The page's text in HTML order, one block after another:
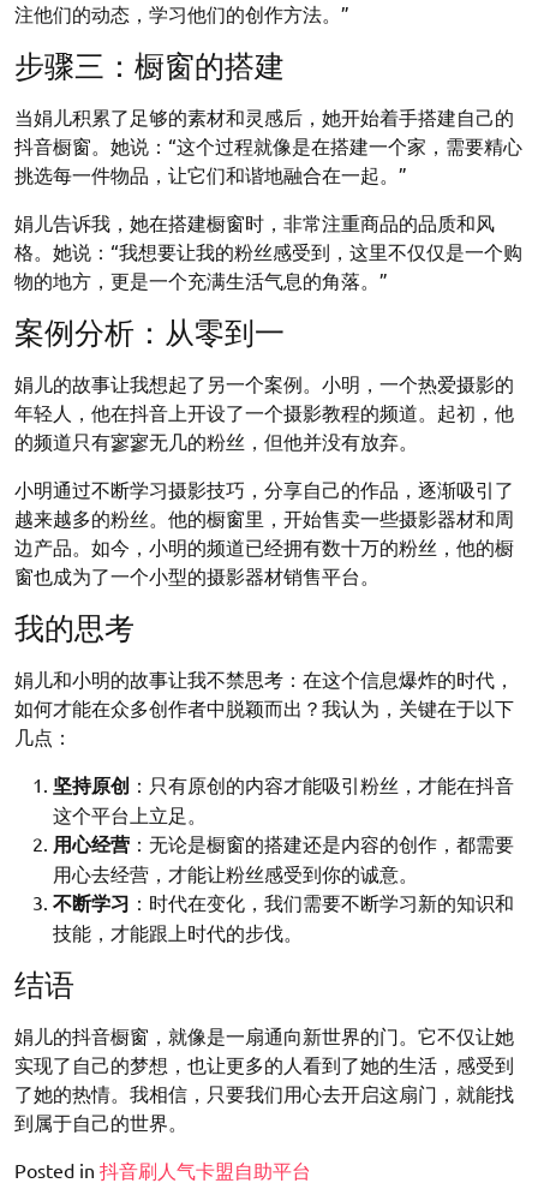
注他们的动态，学习他们的创作方法。”
步骤三：橱窗的搭建
当娟儿积累了足够的素材和灵感后，她开始着手搭建自己的
抖音橱窗。她说：“这个过程就像是在搭建一个家，需要精心
挑选每一件物品，让它们和谐地融合在一起。”
娟儿告诉我，她在搭建橱窗时，非常注重商品的品质和风
格。她说：“我想要让我的粉丝感受到，这里不仅仅是一个购
物的地方，更是一个充满生活气息的角落。”
案例分析：从零到一
娟儿的故事让我想起了另一个案例。小明，一个热爱摄影的
年轻人，他在抖音上开设了一个摄影教程的频道。起初，他
的频道只有寥寥无几的粉丝，但他并没有放弃。
小明通过不断学习摄影技巧，分享自己的作品，逐渐吸引了
越来越多的粉丝。他的橱窗里，开始售卖一些摄影器材和周
边产品。如今，小明的频道已经拥有数十万的粉丝，他的橱
窗也成为了一个小型的摄影器材销售平台。
我的思考
娟儿和小明的故事让我不禁思考：在这个信息爆炸的时代，
如何才能在众多创作者中脱颖而出？我认为，关键在于以下
几点：
坚持原创 ：只有原创的内容才能吸引粉丝，才能在抖音
这个平台上立足。
用心经营 ：无论是橱窗的搭建还是内容的创作，都需要
用心去经营，才能让粉丝感受到你的诚意。
不断学习 ：时代在变化，我们需要不断学习新的知识和
技能，才能跟上时代的步伐。
结语
娟儿的抖音橱窗，就像是一扇通向新世界的门。它不仅让她
实现了自己的梦想，也让更多的人看到了她的生活，感受到
了她的热情。我相信，只要我们用心去开启这扇门，就能找
到属于自己的世界。
Posted in 抖音刷人气卡盟自助平台